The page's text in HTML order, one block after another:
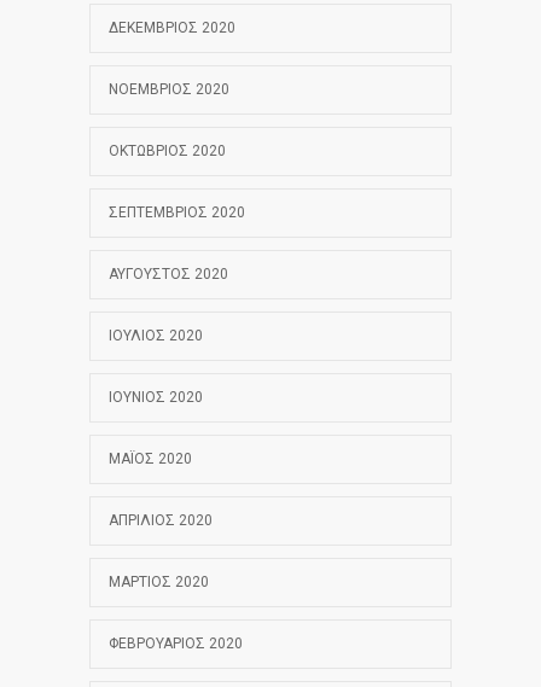
ΔΕΚΈΜΒΡΙΟΣ 2020
ΝΟΈΜΒΡΙΟΣ 2020
ΟΚΤΏΒΡΙΟΣ 2020
ΣΕΠΤΈΜΒΡΙΟΣ 2020
ΑΎΓΟΥΣΤΟΣ 2020
ΙΟΎΛΙΟΣ 2020
ΙΟΎΝΙΟΣ 2020
ΜΆΙΟΣ 2020
ΑΠΡΊΛΙΟΣ 2020
ΜΆΡΤΙΟΣ 2020
ΦΕΒΡΟΥΆΡΙΟΣ 2020